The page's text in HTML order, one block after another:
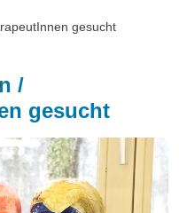
gesucht
/
gesucht